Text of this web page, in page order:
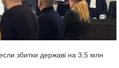
збитки державі на 3,5 млн